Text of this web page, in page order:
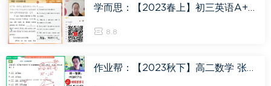
学而思：【2023春上】初三英语A+班 毕春燕，百度网盘(4.00G)
8.8
作业帮：【2023秋下】高二数学 张华 S 31，百度网盘(5.91G)